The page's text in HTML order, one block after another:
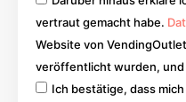
vertraut gemacht habe.
Website von
veröffentlicht wurden,
Ich bestätige, dass